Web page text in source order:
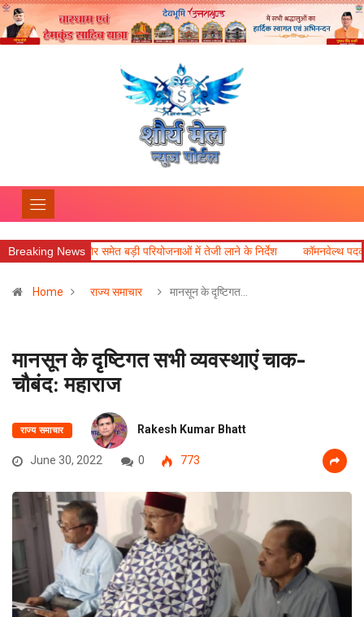
Breaking News
बड़ी परियोजनाओं में तेजी लाने के निर्देश कॉमनवेल्थ पदक विजेताओं और प्रशिक्षकों
Home राज्य समाचार मानसून के दृष्टिगत…
मानसून के दृष्टिगत सभी व्यवस्थाएं चाक-
चौबंद: महाराज
राज्य समाचार Rakesh Kumar Bhatt
June 30, 2022 0 773